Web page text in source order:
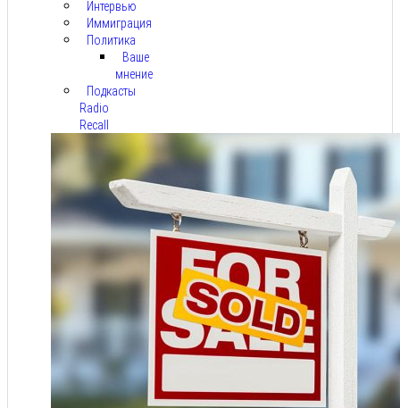
Интервью
Иммиграция
Политика
Ваше
мнение
Подкасты
Radio
Recall